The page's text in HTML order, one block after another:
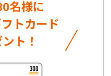
名様に
トカード
ト！